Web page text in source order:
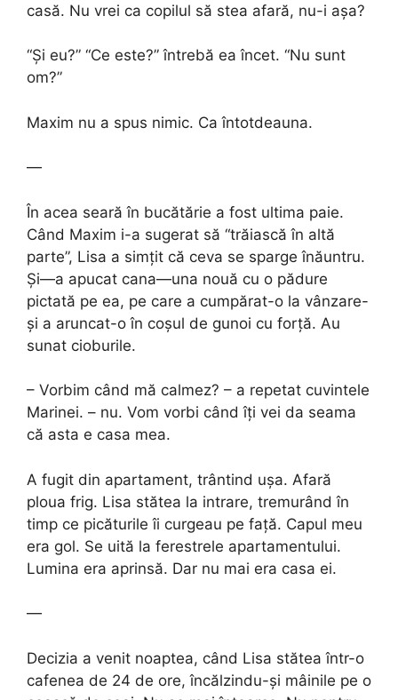
casă. Nu vrei ca copilul să stea afară, nu-i așa?
“Și eu?” “Ce este?” întrebă ea încet. “Nu sunt
om?”
Maxim nu a spus nimic. Ca întotdeauna.
—
În acea seară în bucătărie a fost ultima paie.
Când Maxim i-a sugerat să “trăiască în altă
parte”, Lisa a simțit că ceva se sparge înăuntru.
Și—a apucat cana—una nouă cu o pădure
pictată pe ea, pe care a cumpărat-o la vânzare-
și a aruncat-o în coșul de gunoi cu forță. Au
sunat cioburile.
– Vorbim când mă calmez? – a repetat cuvintele
Marinei. – nu. Vom vorbi când îți vei da seama
că asta e casa mea.
A fugit din apartament, trântind ușa. Afară
ploua frig. Lisa stătea la intrare, tremurând în
timp ce picăturile îi curgeau pe față. Capul meu
era gol. Se uită la ferestrele apartamentului.
Lumina era aprinsă. Dar nu mai era casa ei.
—
Decizia a venit noaptea, când Lisa stătea într-o
cafenea de 24 de ore, încălzindu-și mâinile pe o